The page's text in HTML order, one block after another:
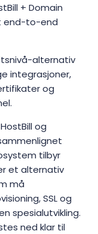
+ Domain
end-to-end
alternativ
integrasjoner,
og
og
tilbyr
et alternativ
må
SSL og
spesialutvikling.
ned klar til